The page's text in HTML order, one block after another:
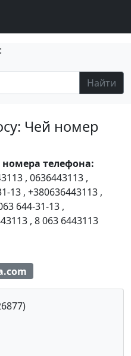
Найти
Чей номер
телефона:
, 0636443113 ,
13 , +380636443113 ,
644-31-13 ,
, 8 063 6443113